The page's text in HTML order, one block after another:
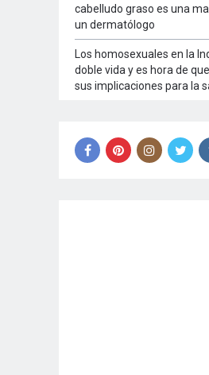
cabelludo graso es una
un dermatólogo
Los homosexuales en la
doble vida y es hora de
sus implicaciones para la